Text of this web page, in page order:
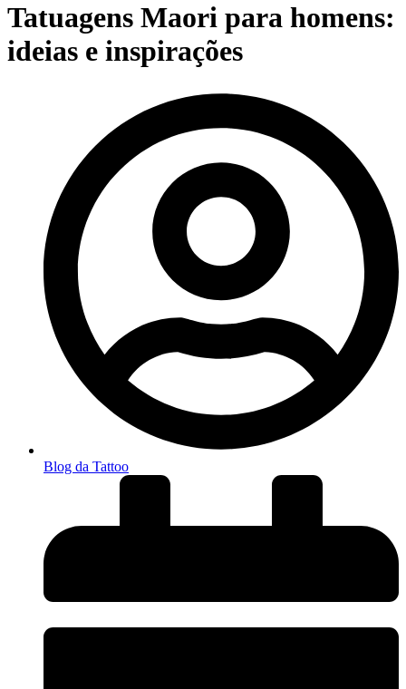
Tatuagens Maori para homens:
ideias e inspirações
Blog da Tattoo